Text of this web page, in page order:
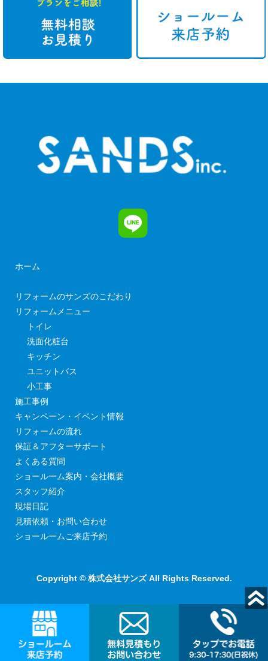
ホーム
リフォームのサンズのこだわり
リフォームメニュー
トイレ
洗面化粧台
キッチン
ユニットバス
小工事
施工事例
キャンペーン・イベント情報
リフォームの流れ
保証＆アフターサポート
よくある質問
ショールーム案内・会社概要
スタッフ紹介
現場日記
見積依頼・お問い合わせ
ショールームご来店予約
Copyright © 株式会社サンズ All Rights Reserved.